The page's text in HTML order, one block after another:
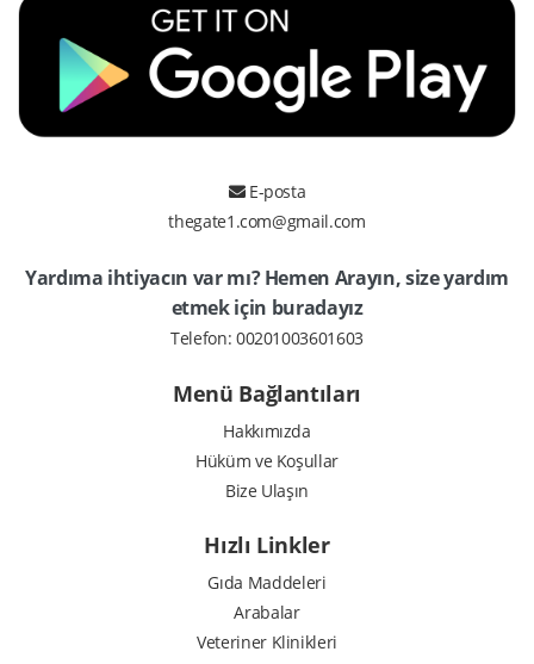
E-posta
thegate1.com@gmail.com
Yardıma ihtiyacın var mı? Hemen Arayın, size yardım
etmek için buradayız
Telefon: 00201003601603
Menü Bağlantıları
Hakkımızda
Hüküm ve Koşullar
Bize Ulaşın
Hızlı Linkler
Gıda Maddeleri
Arabalar
Veteriner Klinikleri